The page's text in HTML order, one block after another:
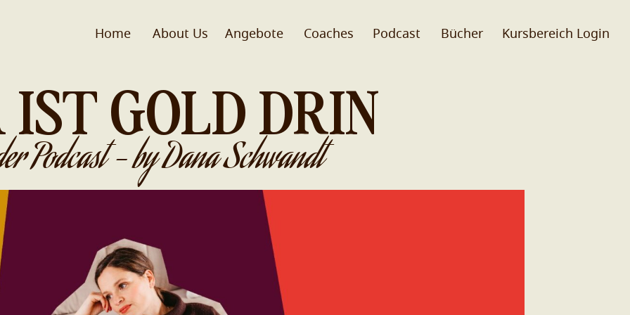
Home About Us Coaches
Angebote Podcast Bücher Kursbereich Login
IST GOLD DRIN
Podcast - by Dana Schwandt